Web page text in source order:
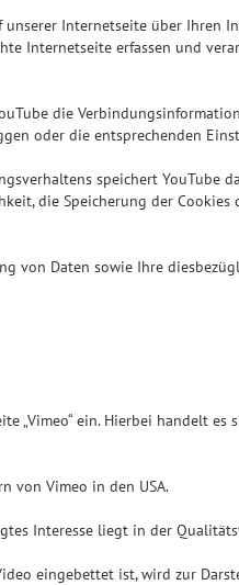
Internetseite über Ihren
Internetseite erfassen und
die
oder die entsprechenden
speichert YouTube
die Speicherung der
von Daten sowie Ihre
ein. Hierbei handelt
von Vimeo in den USA.
Interesse liegt in der
eingebettet ist, wird zur